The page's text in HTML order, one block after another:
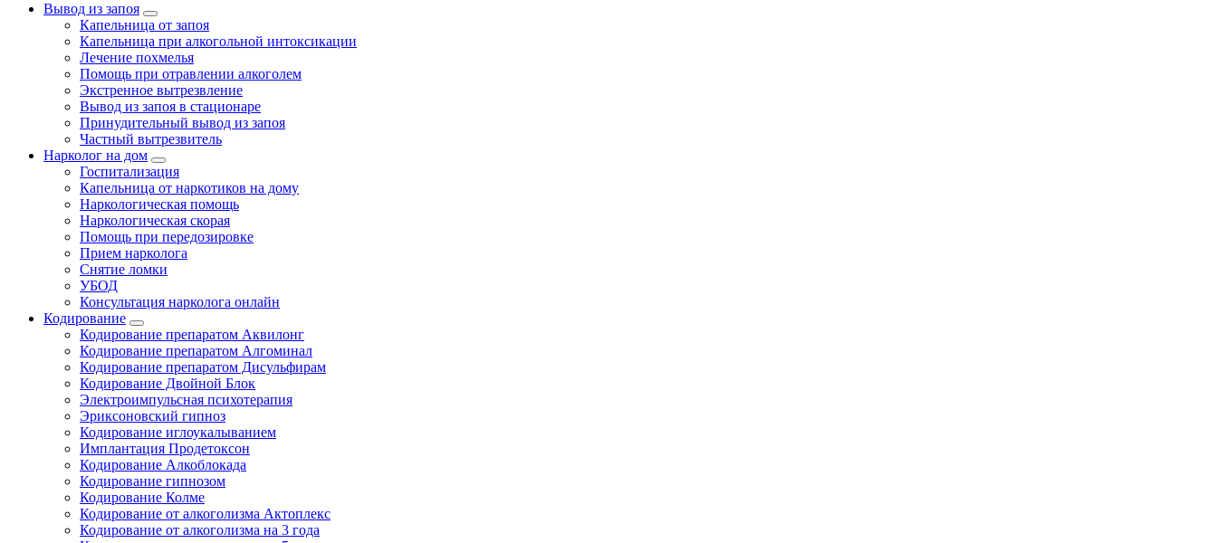
Вывод из запоя
Капельница от запоя
Капельница при алкогольной интоксикации
Лечение похмелья
Помощь при отравлении алкоголем
Экстренное вытрезвление
Вывод из запоя в стационаре
Принудительный вывод из запоя
Частный вытрезвитель
Нарколог на дом
Госпитализация
Капельница от наркотиков на дому
Наркологическая помощь
Наркологическая скорая
Помощь при передозировке
Прием нарколога
Снятие ломки
УБОД
Консультация нарколога онлайн
Кодирование
Кодирование препаратом Аквилонг
Кодирование препаратом Алгоминал
Кодирование препаратом Дисульфирам
Кодирование Двойной Блок
Электроимпульсная психотерапия
Эриксоновский гипноз
Кодирование иглоукалыванием
Имплантация Продетоксон
Кодирование Алкоблокада
Кодирование гипнозом
Кодирование Колме
Кодирование от алкоголизма Актоплекс
Кодирование от алкоголизма на 3 года